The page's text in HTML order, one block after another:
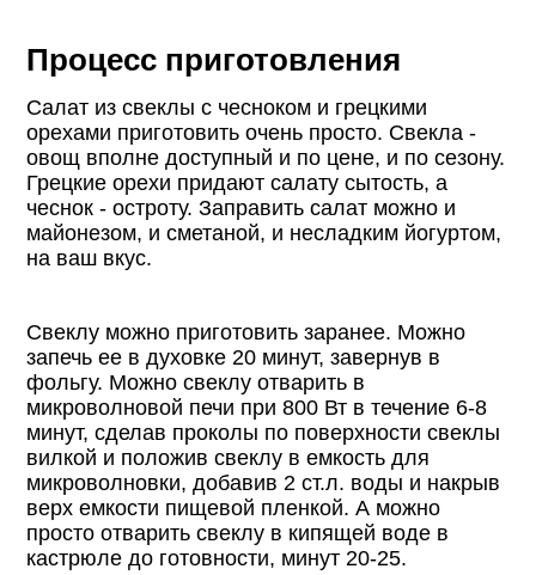
Процесс приготовления
Салат из свеклы с чесноком и грецкими
орехами приготовить очень просто. Свекла -
овощ вполне доступный и по цене, и по сезону.
Грецкие орехи придают салату сытость, а
чеснок - остроту. Заправить салат можно и
майонезом, и сметаной, и несладким йогуртом,
на ваш вкус.
Свеклу можно приготовить заранее. Можно
запечь ее в духовке 20 минут, завернув в
фольгу. Можно свеклу отварить в
микроволновой печи при 800 Вт в течение 6-8
минут, сделав проколы по поверхности свеклы
вилкой и положив свеклу в емкость для
микроволновки, добавив 2 ст.л. воды и накрыв
верх емкости пищевой пленкой. А можно
просто отварить свеклу в кипящей воде в
кастрюле до готовности, минут 20-25.